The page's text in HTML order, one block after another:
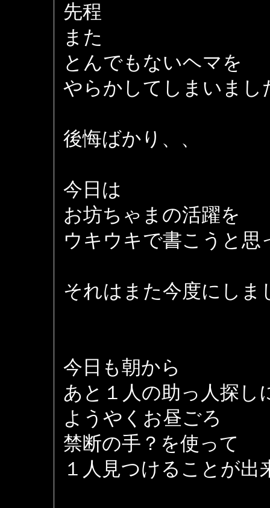
先程
また
とんでもないヘマを
やらかしてしまいまし
後悔ばかり、、
今日は
お坊ちゃまの活躍を
ウキウキで書こうと
それはまた今度にしま
今日も朝から
あと１人の助っ人探し
ようやくお昼ごろ
禁断の手？を使って
１人見つけることが出